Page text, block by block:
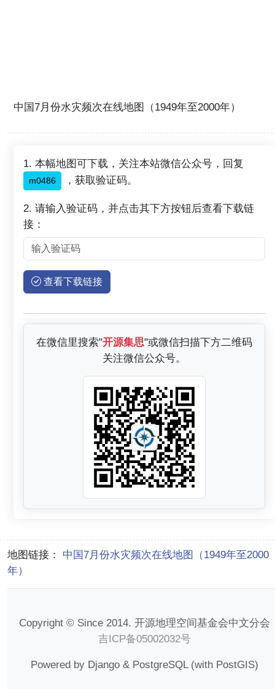
中国7月份水灾频次在线地图（1949年至2000年）
1. 本幅地图可下载，关注本站微信公众号，回复
m0486 ，获取验证码。
2. 请输入验证码，并点击其下方按钮后查看下载链
接：
查看下载链接
在微信里搜索"开源集思"或微信扫描下方二维码
关注微信公众号。
地图链接： 中国7月份水灾频次在线地图（1949年至2000
年）
Copyright © Since 2014. 开源地理空间基金会中文分会
吉ICP备05002032号
Powered by Django & PostgreSQL (with PostGIS)